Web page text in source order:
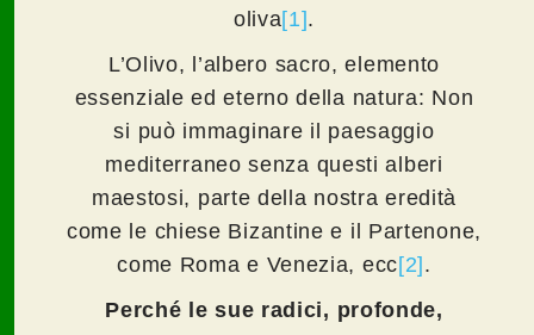
oliva[1].
L’Olivo, l’albero sacro, elemento
essenziale ed eterno della natura: Non
si può immaginare il paesaggio
mediterraneo senza questi alberi
maestosi, parte della nostra eredità
come le chiese Bizantine e il Partenone,
come Roma e Venezia, ecc[2] .
Perché le sue radici, profonde,